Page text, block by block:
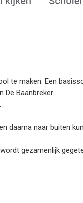
te maken. Een
Baanbreker.
daarna naar buiten
gezamenlijk